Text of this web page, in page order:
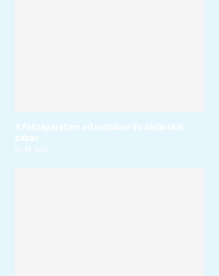
S fotoaparatom od rudnikov do občinskih
zabav
06. 08. 2026